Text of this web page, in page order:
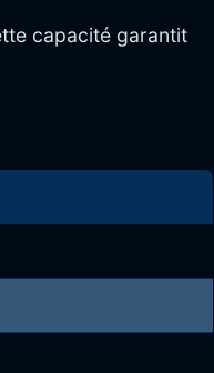
capacité garantit